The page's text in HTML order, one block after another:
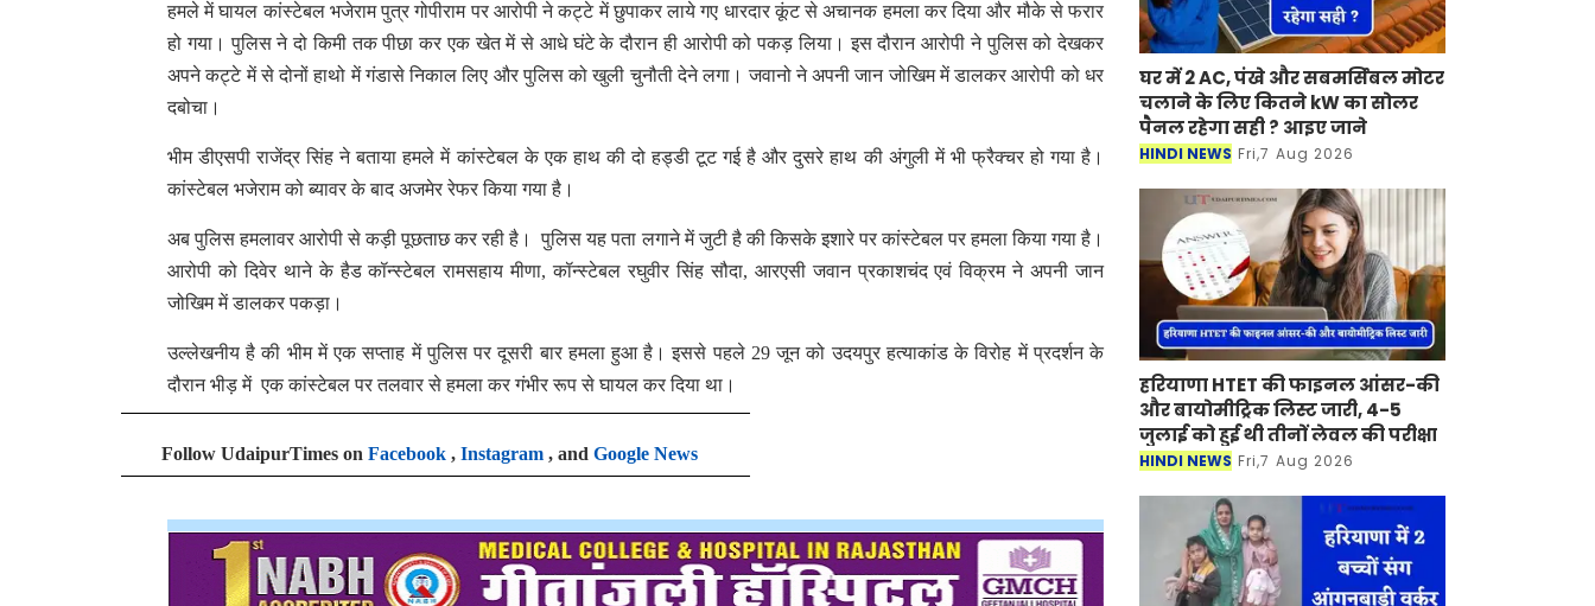
हमले में घायल कांस्टेबल भजेराम पुत्र गोपीराम पर आरोपी ने कट्टे में छुपाकर लाये गए धारदार कूंट से अचानक हमला कर दिया और मौके से फरार
हो गया। पुलिस ने दो किमी तक पीछा कर एक खेत में से आधे घंटे के दौरान ही आरोपी को पकड़ लिया। इस दौरान आरोपी ने पुलिस को देखकर
अपने कट्टे में से दोनों हाथो में गंडासे निकाल लिए और पुलिस को खुली चुनौती देने लगा। जवानो ने अपनी जान जोखिम में डालकर आरोपी को धर
दबोचा।
भीम डीएसपी राजेंद्र सिंह ने बताया हमले में कांस्टेबल के एक हाथ की दो हड्डी टूट गई है और दुसरे हाथ की अंगुली में भी फ्रैक्चर हो गया है।
कांस्टेबल भजेराम को ब्यावर के बाद अजमेर रेफर किया गया है।
अब पुलिस हमलावर आरोपी से कड़ी पूछताछ कर रही है। पुलिस यह पता लगाने में जुटी है की किसके इशारे पर कांस्टेबल पर हमला किया गया है।
आरोपी को दिवेर थाने के हैड कॉन्स्टेबल रामसहाय मीणा, कॉन्स्टेबल रघुवीर सिंह सौदा, आरएसी जवान प्रकाशचंद एवं विक्रम ने अपनी जान
जोखिम में डालकर पकड़ा।
उल्लेखनीय है की भीम में एक सप्ताह में पुलिस पर दूसरी बार हमला हुआ है। इससे पहले 29 जून को उदयपुर हत्याकांड के विरोह में प्रदर्शन के
दौरान भीड़ में एक कांस्टेबल पर तलवार से हमला कर गंभीर रूप से घायल कर दिया था।
Follow UdaipurTimes on Facebook , Instagram , and Google News
घर में 2 AC, पंखे और सबमर्सिबल मोटर
चलाने के लिए कितने kW का सोलर
पैनल रहेगा सही ? आइए जाने
HINDI NEWS Fri,7 Aug 2026
हरियाणा HTET की फाइनल आंसर-की
और बायोमीट्रिक लिस्ट जारी, 4-5
जुलाई को हुई थी तीनों लेवल की परीक्षा
HINDI NEWS Fri,7 Aug 2026